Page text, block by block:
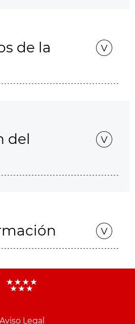
de la
del
Aviso Legal